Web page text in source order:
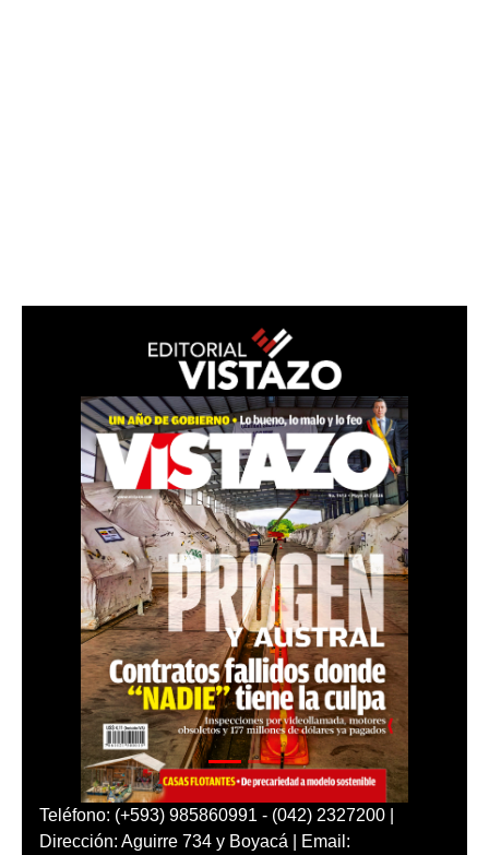
Teléfono: (+593) 985860991 - (042) 2327200 |
Dirección: Aguirre 734 y Boyacá | Email: